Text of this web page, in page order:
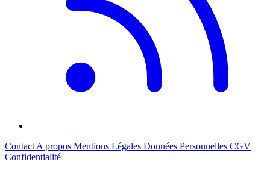
Contact A propos Mentions Légales Données Personnelles CGV
Confidentialité